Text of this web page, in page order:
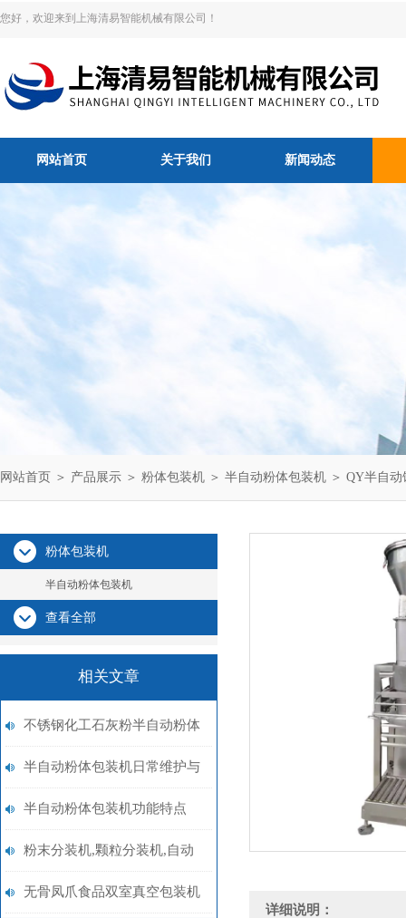
您好，欢迎来到上海清易智能机械有限公司！
网站首页 关于我们 新闻动态
网站首页 ＞ 产品展示 ＞ 粉体包装机 ＞ 半自动粉体包装机 ＞ QY半自
粉体包装机
半自动粉体包装机
查看全部
相关文章
不锈钢化工石灰粉半自动粉体
包装机品牌
半自动粉体包装机日常维护与
检查
半自动粉体包装机功能特点
粉末分装机,颗粒分装机,自动
分装机厂家批发价格
无骨凤爪食品双室真空包装机
详细说明：